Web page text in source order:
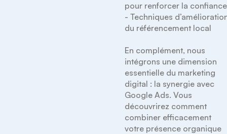
pour renforcer la confiance
- Techniques
du référencement local
En complément, nous
intégrons une dimension
essentielle du marketing
digital : la synergie avec
Google Ads. Vous
découvrirez comment
combiner efficacement
votre présence organique